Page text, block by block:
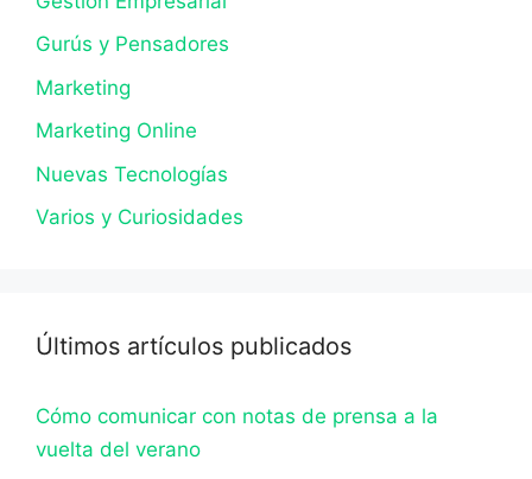
Gurús y Pensadores
Marketing
Marketing Online
Nuevas Tecnologías
Varios y Curiosidades
Últimos artículos publicados
Cómo comunicar con notas de prensa a la
vuelta del verano